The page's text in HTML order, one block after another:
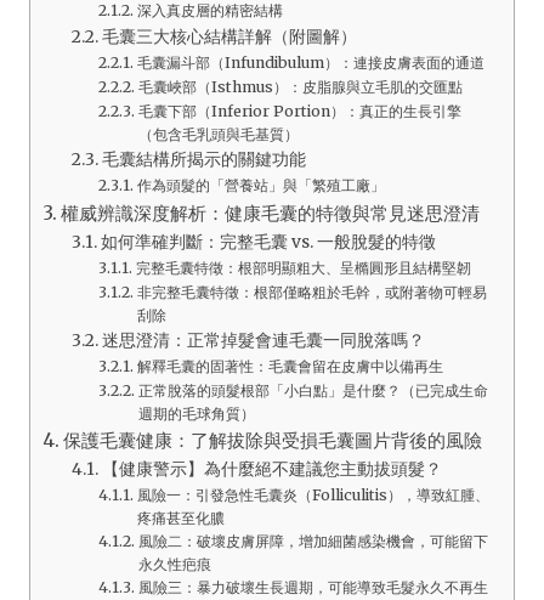
深入真皮層的精密結構
毛囊三大核心結構詳解（附圖解）
毛囊漏斗部（Infundibulum）：連接皮膚表面的通道
毛囊峽部（Isthmus）：皮脂腺與立毛肌的交匯點
毛囊下部（Inferior Portion）：真正的生長引擎
（包含毛乳頭與毛基質）
毛囊結構所揭示的關鍵功能
作為頭髮的「營養站」與「繁殖工廠」
權威辨識深度解析：健康毛囊的特徵與常見迷思澄清
如何準確判斷：完整毛囊 vs. 一般脫髮的特徵
完整毛囊特徵：根部明顯粗大、呈橢圓形且結構堅韌
非完整毛囊特徵：根部僅略粗於毛幹，或附著物可輕易
刮除
迷思澄清：正常掉髮會連毛囊一同脫落嗎？
解釋毛囊的固著性：毛囊會留在皮膚中以備再生
正常脫落的頭髮根部「小白點」是什麼？（已完成生命
週期的毛球角質）
保護毛囊健康：了解拔除與受損毛囊圖片背後的風險
【健康警示】為什麼絕不建議您主動拔頭髮？
風險一：引發急性毛囊炎（Folliculitis），導致紅腫、
疼痛甚至化膿
風險二：破壞皮膚屏障，增加細菌感染機會，可能留下
永久性疤痕
風險三：暴力破壞生長週期，可能導致毛髮永久不再生